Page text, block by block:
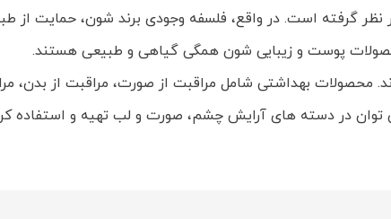
گرفته است. در واقع، فلسفه وجودی برند شون، حمایت از
پوست و زیبایی شون همگی گیاهی و طبیعی هستند.
محصولات بهداشتی شامل مراقبت از صورت، مراقبت از بدن،
توان در دسته های آرایش چشم، صورت و لب تهیه و استفاده